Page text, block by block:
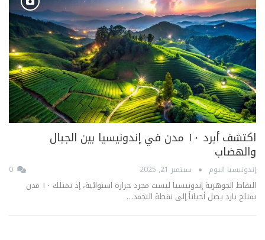
اكتشف أبرد ١٠ مدن في إندونيسيا بين الجبال
والهضاب
إندونيسيا اليوم سبتمبر 21, 2025
النقاط الجوهرية إندونيسيا ليست مجرد حرارة استوائية، إذ تمتلك ١٠ مدن
بمناخ بارد يصل أحياناً إلى نقطة التجمد…